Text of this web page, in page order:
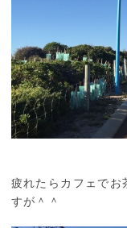
疲れたらカフェでお
すが＾＾